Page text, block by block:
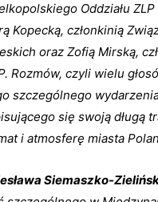
Oddziału
Kopecką, członkinią
oraz Zofią Mirską,
Rozmów, czyli wielu
szczególnego
się swoją długą
i atmosferę miasta
Siemaszko-